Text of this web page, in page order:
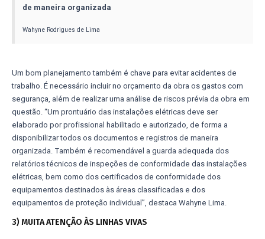
de maneira organizada
Wahyne Rodrigues de Lima
Um bom planejamento também é chave para evitar acidentes de
trabalho. É necessário incluir no orçamento da obra os gastos com
segurança, além de realizar uma análise de riscos prévia da obra em
questão. “Um prontuário das instalações elétricas deve ser
elaborado por profissional habilitado e autorizado, de forma a
disponibilizar todos os documentos e registros de maneira
organizada. Também é recomendável a guarda adequada dos
relatórios técnicos de inspeções de conformidade das instalações
elétricas, bem como dos certificados de conformidade dos
equipamentos destinados às áreas classificadas e dos
equipamentos de proteção individual”, destaca Wahyne Lima.
3) MUITA ATENÇÃO ÀS LINHAS VIVAS